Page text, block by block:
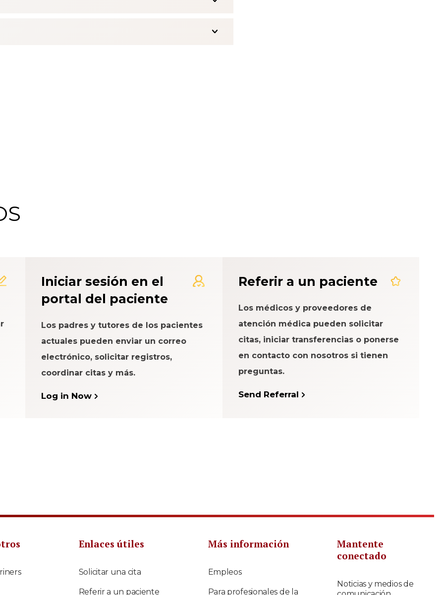
Iniciar sesión en el
portal del paciente
Los padres y tutores de los pacientes
actuales pueden enviar un correo
electrónico, solicitar registros,
coordinar citas y más.
Log in Now
Referir a un paciente
Los médicos y proveedores de
atención médica pueden solicitar
citas, iniciar transferencias o ponerse
en contacto con nosotros si tienen
preguntas.
Send Referral
Enlaces útiles
Solicitar una cita
Referir a un paciente
Más información
Empleos
Para profesionales de la
Mantente
conectado
Noticias y medios de